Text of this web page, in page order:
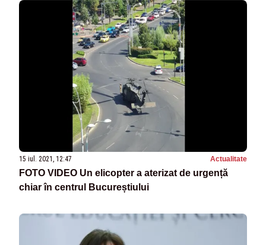
15 iul. 2021, 12:47 Actualitate
FOTO VIDEO Un elicopter a aterizat de urgență
chiar în centrul Bucureștiului